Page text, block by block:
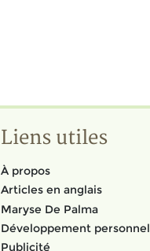
Liens utiles
À propos
Articles en anglais
Maryse De Palma
Développement personnel
Publicité